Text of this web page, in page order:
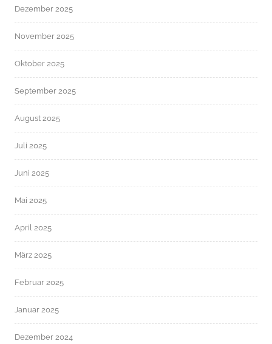
Dezember 2025
November 2025
Oktober 2025
September 2025
August 2025
Juli 2025
Juni 2025
Mai 2025
April 2025
März 2025
Februar 2025
Januar 2025
Dezember 2024